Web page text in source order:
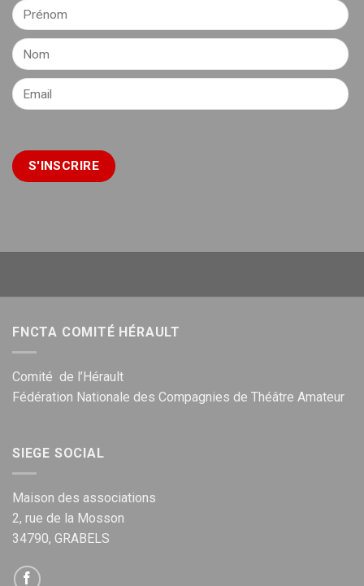
FNCTA COMITÉ HÉRAULT
Comité de l’Hérault
Fédération Nationale des Compagnies de Théâtre Amateur
SIEGE SOCIAL
Maison des associations
2, rue de la Mosson
34790, GRABELS